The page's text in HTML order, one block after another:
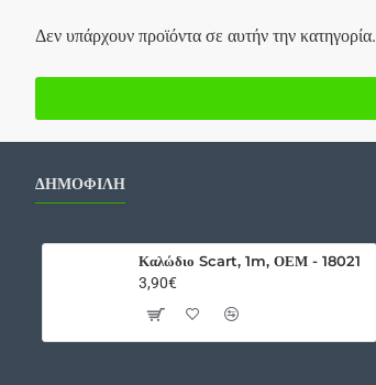
Δεν υπάρχουν προϊόντα σε αυτήν την κατηγορία.
ΔΗΜΟΦΙΛΗ
Καλώδιο Scart, 1m, ΟΕΜ - 18021
3,90€